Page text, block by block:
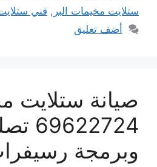
ستلايت مخيمات البر , فني
أضف تعليق
صيانة ستلايت
وبرمجة